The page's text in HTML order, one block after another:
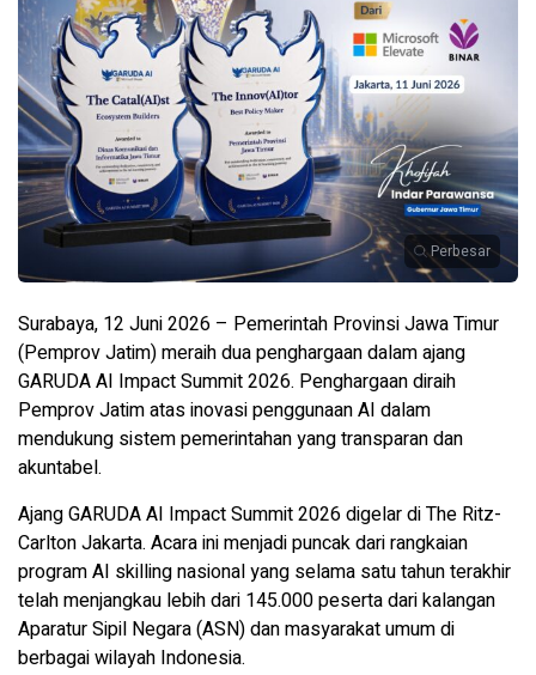
Perbesar
Surabaya, 12 Juni 2026 – Pemerintah Provinsi Jawa Timur
(Pemprov Jatim) meraih dua penghargaan dalam ajang
GARUDA AI Impact Summit 2026. Penghargaan diraih
Pemprov Jatim atas inovasi penggunaan AI dalam
mendukung sistem pemerintahan yang transparan dan
akuntabel.
Ajang GARUDA AI Impact Summit 2026 digelar di The Ritz-
Carlton Jakarta. Acara ini menjadi puncak dari rangkaian
program AI skilling nasional yang selama satu tahun terakhir
telah menjangkau lebih dari 145.000 peserta dari kalangan
Aparatur Sipil Negara (ASN) dan masyarakat umum di
berbagai wilayah Indonesia.